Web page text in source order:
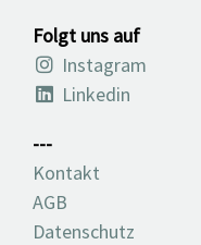
Folgt uns auf
Instagram
Linkedin
---
Kontakt
AGB
Datenschutz